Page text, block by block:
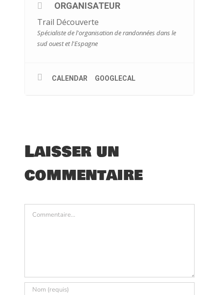
ORGANISATEUR
Trail Découverte
Spécialiste de l'organisation de randonnées dans le
sud ouest et l'Espagne
CALENDAR GOOGLECAL
Laisser un
commentaire
Commentaire